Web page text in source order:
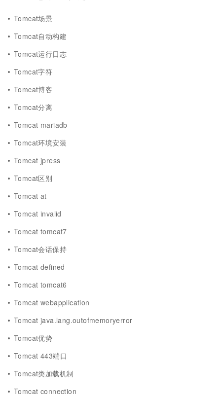
Tomcat场景
Tomcat自动构建
Tomcat运行日志
Tomcat字符
Tomcat博客
Tomcat分离
Tomcat mariadb
Tomcat环境安装
Tomcat jpress
Tomcat区别
Tomcat at
Tomcat invalid
Tomcat tomcat7
Tomcat会话保持
Tomcat defined
Tomcat tomcat6
Tomcat webapplication
Tomcat java.lang.outofmemoryerror
Tomcat优势
Tomcat 443端口
Tomcat类加载机制
Tomcat connection